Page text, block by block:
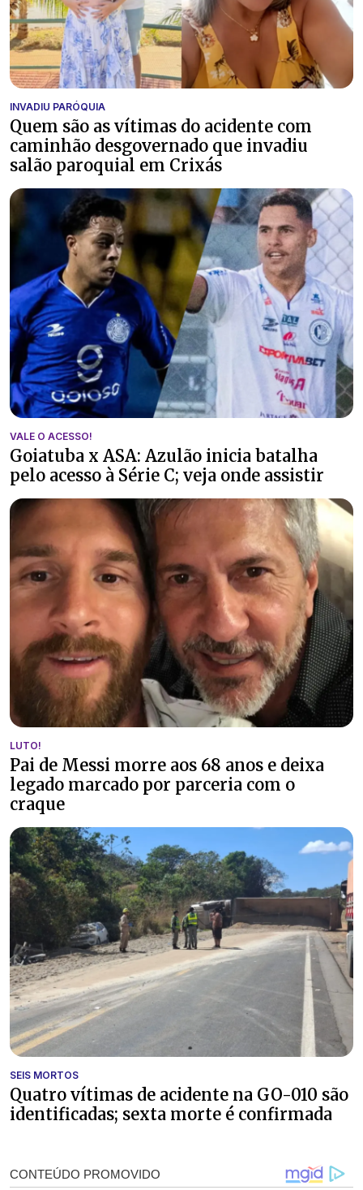
INVADIU PARÓQUIA
Quem são as vítimas do acidente com
caminhão desgovernado que invadiu
salão paroquial em Crixás
VALE O ACESSO!
Goiatuba x ASA: Azulão inicia batalha
pelo acesso à Série C; veja onde assistir
LUTO!
Pai de Messi morre aos 68 anos e deixa
legado marcado por parceria com o
craque
SEIS MORTOS
Quatro vítimas de acidente na GO-010 são
identificadas; sexta morte é confirmada